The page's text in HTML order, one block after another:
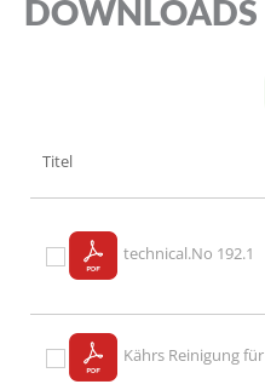
DOWNLOADS
Titel
technical.No 192.1
Kährs Reinigung für